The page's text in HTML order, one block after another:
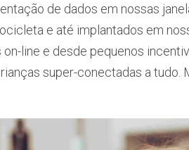
de dados em nossas
e até implantados em
line e desde pequenos
super-conectadas a tudo.